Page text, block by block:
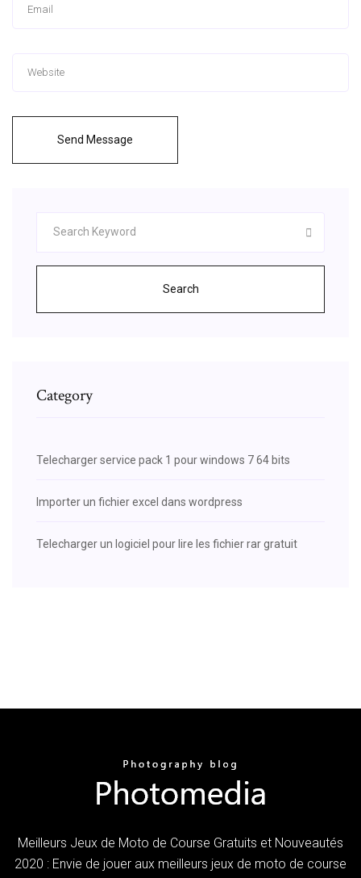
Send Message
Search
Category
Telecharger service pack 1 pour windows 7 64 bits
Importer un fichier excel dans wordpress
Telecharger un logiciel pour lire les fichier rar gratuit
Meilleurs Jeux de Moto de Course Gratuits et Nouveautés
2020 : Envie de jouer aux meilleurs jeux de moto de course